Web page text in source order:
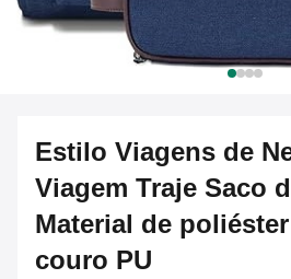
Estilo Viagens de
Viagem Traje Saco
Material de
couro PU